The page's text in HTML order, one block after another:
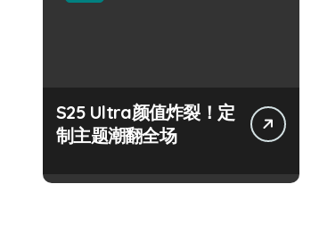
S25 Ultra颜值炸裂！定
制主题潮翻全场